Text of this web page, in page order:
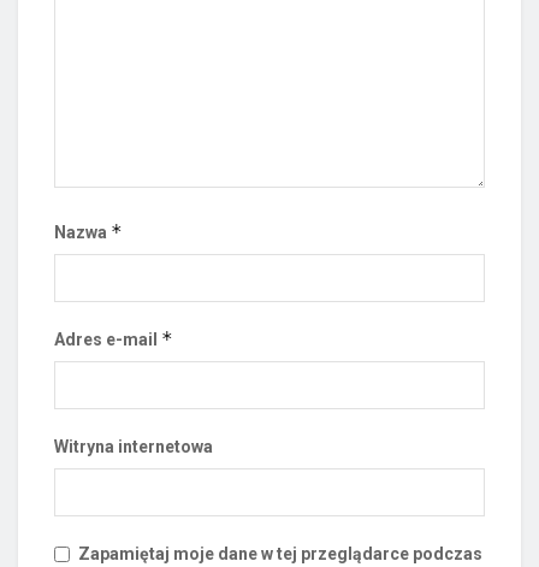
Nazwa *
Adres e-mail *
Witryna internetowa
Zapamiętaj moje dane w tej przeglądarce podczas